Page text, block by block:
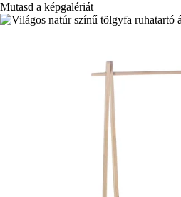
Mutasd a képgalériát